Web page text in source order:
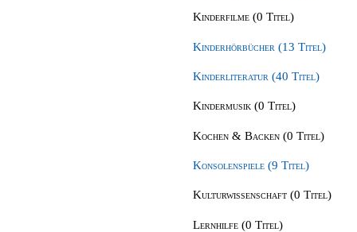
Kinderfilme (0 Titel)
Kinderhörbücher (13 Titel)
Kinderliteratur (40 Titel)
Kindermusik (0 Titel)
Kochen & Backen (0 Titel)
Konsolenspiele (9 Titel)
Kulturwissenschaft (0 Titel)
Lernhilfe (0 Titel)